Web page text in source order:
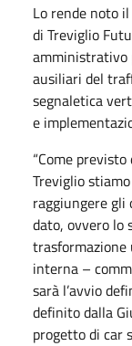
Lo rende noto
di Treviglio
amministrativo
ausiliari del
segnaletica
e
“Come
Treviglio
raggiungere gli
dato, ovvero lo
trasformazione
interna –
sarà l’avvio
definito dalla
progetto di car